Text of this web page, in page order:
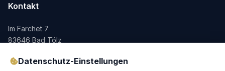
Kontakt
Im Farchet 7
83646 Bad Tölz
Datenschutz-Einstellungen